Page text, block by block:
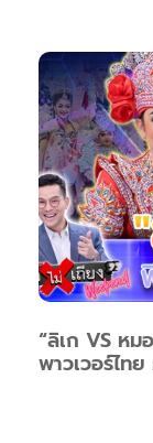
“ลิเก VS ห
พาวเวอร์ไทย